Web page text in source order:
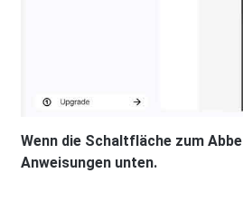
Wenn die Schaltfläche zum
Anweisungen unten.